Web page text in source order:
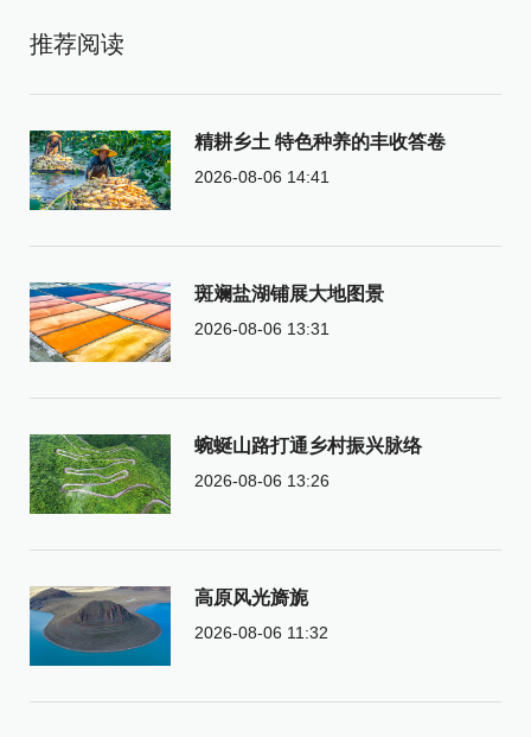
推荐阅读
精耕乡土 特色种养的丰收答卷
2026-08-06 14:41
斑斓盐湖铺展大地图景
2026-08-06 13:31
蜿蜒山路打通乡村振兴脉络
2026-08-06 13:26
高原风光旖旎
2026-08-06 11:32